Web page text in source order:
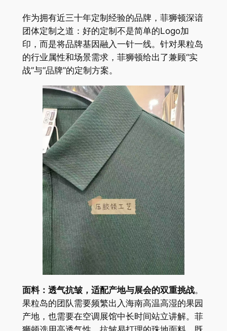
作为拥有近三十年定制经验的品牌，菲狮顿深谙
团体定制之道：好的定制不是简单的Logo加
印，而是将品牌基因融入一针一线。针对果粒岛
的行业属性和场景需求，菲狮顿给出了兼顾“实
战”与“品牌”的定制方案。
面料：透气抗皱，适配产地与展会的双重挑战。
果粒岛的团队需要频繁出入海南高温高湿的果园
产地，也需要在空调展馆中长时间站立讲解。菲